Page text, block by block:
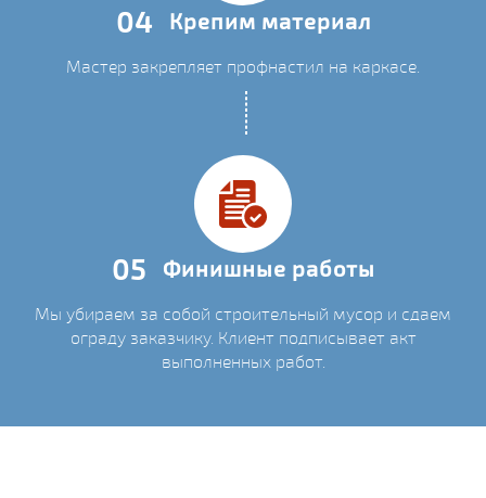
04 Крепим материал
Мастер закрепляет профнастил на каркасе.
05 Финишные работы
Мы убираем за собой строительный мусор и сдаем
ограду заказчику. Клиент подписывает акт
выполненных работ.